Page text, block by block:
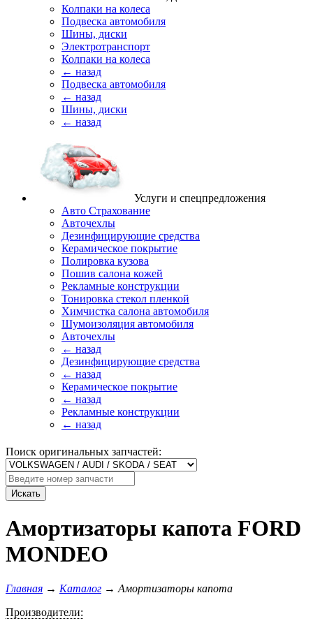
Колпаки на колеса
Подвеска автомобиля
Шины, диски
Электротранспорт
Колпаки на колеса
← назад
Подвеска автомобиля
← назад
Шины, диски
← назад
Услуги и спецпредложения
Авто Страхование
Авточехлы
Дезинфицирующие средства
Керамическое покрытие
Полировка кузова
Пошив салона кожей
Рекламные конструкции
Тонировка стекол пленкой
Химчистка салона автомобиля
Шумоизоляция автомобиля
Авточехлы
← назад
Дезинфицирующие средства
← назад
Керамическое покрытие
← назад
Рекламные конструкции
← назад
Поиск оригинальных запчастей:
Искать
Амортизаторы капота FORD
MONDEO
Главная → Каталог → Амортизаторы капота
Производители: